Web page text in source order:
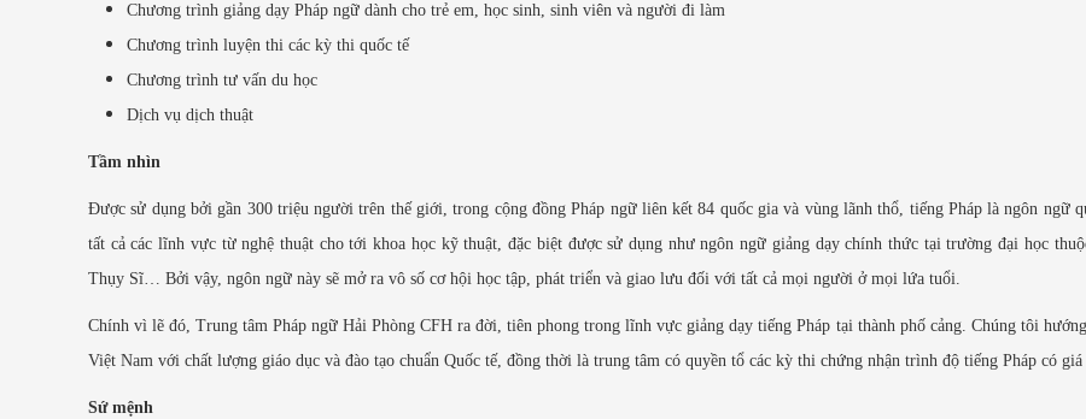
Chương trình giảng dạy Pháp ngữ dành cho trẻ em, học sinh, sinh viên và người đi làm
Chương trình luyện thi các kỳ thi quốc tế
Chương trình tư vấn du học
Dịch vụ dịch thuật
Tầm nhìn
Được sử dụng bởi gần 300 triệu người trên thế giới, trong cộng đồng Pháp ngữ liên kết 84 quốc gia và vùng lãnh thổ, tiếng Pháp là ngôn ngữ
tất cả các lĩnh vực từ nghệ thuật cho tới khoa học kỹ thuật, đặc biệt được sử dụng như ngôn ngữ giảng dạy chính thức tại trường đại học
Thụy Sĩ… Bởi vậy, ngôn ngữ này sẽ mở ra vô số cơ hội học tập, phát triển và giao lưu đối với tất cả mọi người ở mọi lứa tuổi.
Chính vì lẽ đó, Trung tâm Pháp ngữ Hải Phòng CFH ra đời, tiên phong trong lĩnh vực giảng dạy tiếng Pháp tại thành phố cảng. Chúng tôi
Việt Nam với chất lượng giáo dục và đào tạo chuẩn Quốc tế, đồng thời là trung tâm có quyền tổ các kỳ thi chứng nhận trình độ tiếng Pháp có
Sứ mệnh